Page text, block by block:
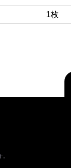
1枚